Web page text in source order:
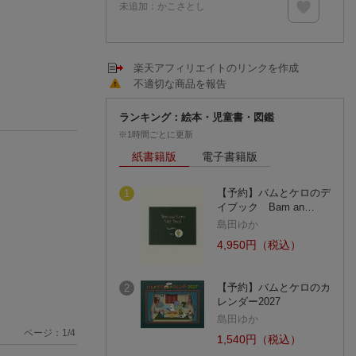
ページ： 1 /4
未追加： かこさとし
楽天アフィリエイトのリンクを作成
不適切な商品を報告
ランキング：絵本・児童書・図鑑
※1時間ごとに更新
紙書籍版 電子書籍版
1
【予約】バムとケロのデ
イブック Bam an…
島田ゆか
4,950円（税込）
2
【予約】バムとケロのカ
レンダー2027
島田ゆか
1,540円（税込）